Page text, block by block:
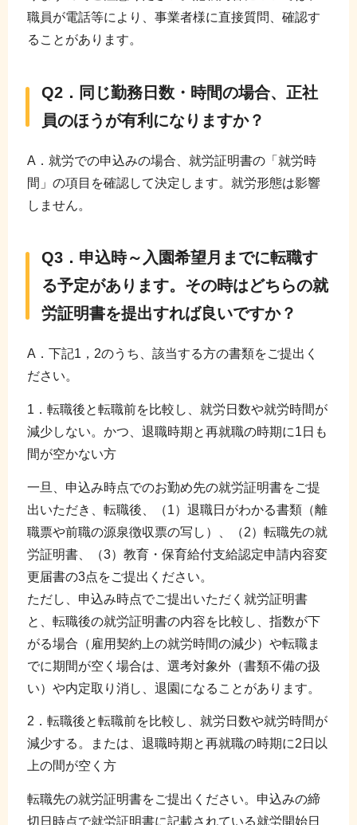
職員が電話等により、事業者様に直接質問、確認す
ることがあります。
Q2．同じ勤務日数・時間の場合、正社
員のほうが有利になりますか？
A．就労での申込みの場合、就労証明書の「就労時
間」の項目を確認して決定します。就労形態は影響
しません。
Q3．申込時～入園希望月までに転職す
る予定があります。その時はどちらの就
労証明書を提出すれば良いですか？
A．下記1，2のうち、該当する方の書類をご提出く
ださい。
1．転職後と転職前を比較し、就労日数や就労時間が
減少しない。かつ、退職時期と再就職の時期に1日も
間が空かない方
一旦、申込み時点でのお勤め先の就労証明書をご提
出いただき、転職後、（1）退職日がわかる書類（離
職票や前職の源泉徴収票の写し）、（2）転職先の就
労証明書、（3）教育・保育給付支給認定申請内容変
更届書の3点をご提出ください。
ただし、申込み時点でご提出いただく就労証明書
と、転職後の就労証明書の内容を比較し、指数が下
がる場合（雇用契約上の就労時間の減少）や転職ま
でに期間が空く場合は、選考対象外（書類不備の扱
い）や内定取り消し、退園になることがあります。
2．転職後と転職前を比較し、就労日数や就労時間が
減少する。または、退職時期と再就職の時期に2日以
上の間が空く方
転職先の就労証明書をご提出ください。申込みの締
切日時点で就労証明書に記載されている就労開始日